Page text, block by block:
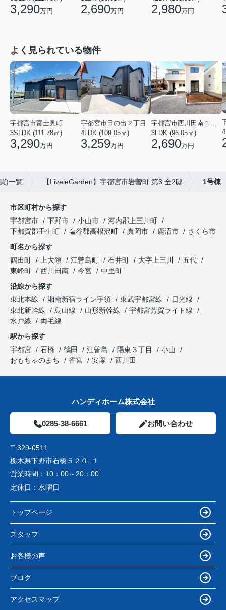
3,290万円 2,690万円 2,980万円
よく見られている物件
宇都宮市富士見町
3SLDK (111.78㎡)
3,290万円
宇都宮市日の出２丁目
4LDK (109.05㎡)
3,259万円
宇都宮市西川田南１丁目
3LDK (96.05㎡)
2,690万円
)一覧 【LiveleGarden】宇都宮市岩曽町 第3 全2邸 1号棟
市区町村から探す
宇都宮市
下野市 小山市
河内郡上三川町
下都賀郡壬生町
塩谷郡高根沢町 真岡市 鹿沼市
さくら市
町名から探す
鶴田町
上大領 江曽島町 石井町 大字上三川
五代
東峰町
西川田南 今宮
中里町
沿線から探す
東北本線
湘南新宿ライン宇須 東武宇都宮線
日光線
東北新幹線
烏山線 山形新幹線
宇都宮芳賀ライト線
水戸線
両毛線
駅から探す
宇都宮
石橋 鶴田 江曽島 陽東３丁目
小山
おもちゃのまち
雀宮 安塚 西川田
ハンディホーム株式会社
0285-38-6661 お問い合わせ
〒329-0511
栃木県下野市石橋５２０−１
営業時間： 10：00～20：00
定休日： 水曜日
トップページ
スタッフ
お客様の声
ブログ
アクセスマップ